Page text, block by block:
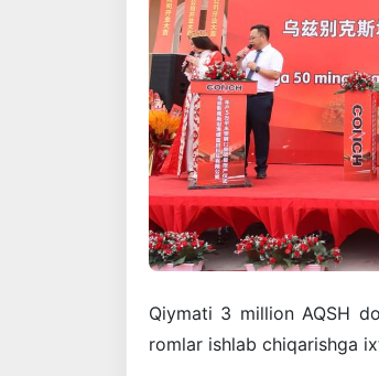
Qiymati 3 million AQSH
romlar ishlab chiqarishga